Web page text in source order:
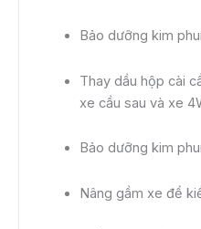
Bảo dưỡng kim
Thay dầu hộp cài
xe cầu sau và xe
Bảo dưỡng kim
Nâng gầm xe để